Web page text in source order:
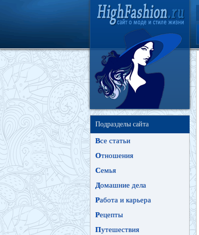
Подразделы сайта
Все статьи
Отношения
Семья
Домашние дела
Работа и карьера
Рецепты
Путешествия